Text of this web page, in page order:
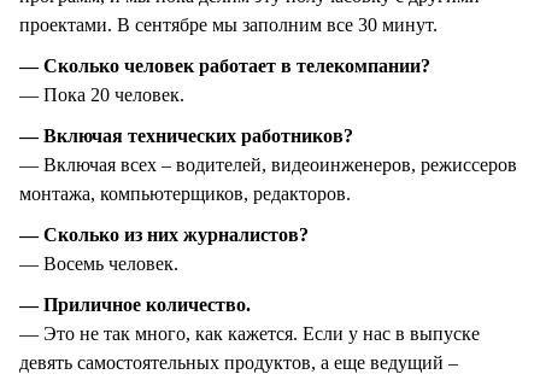
проектами. В сентябре мы заполним все 30 минут.
— Сколько человек работает в телекомпании?
— Пока 20 человек.
— Включая технических работников?
— Включая всех – водителей, видеоинженеров, режиссеров
монтажа, компьютерщиков, редакторов.
— Сколько из них журналистов?
— Восемь человек.
— Приличное количество.
— Это не так много, как кажется. Если у нас в выпуске
девять самостоятельных продуктов, а еще ведущий –